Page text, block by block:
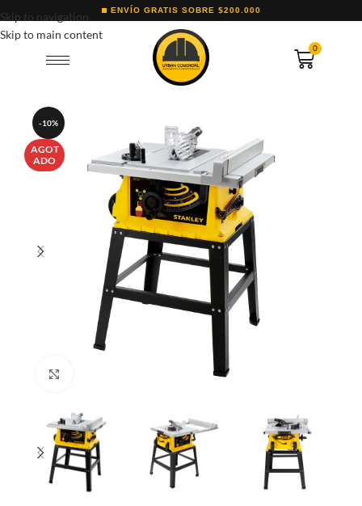
Skip to navigation
Skip to main content
ENVÍO GRATIS SOBRE $200.000
0
-10%
AGOT
ADO